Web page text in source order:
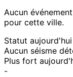
Aucun
pour cette ville.
Statut aujourd'hui
Aucun séisme
Plus fort
-